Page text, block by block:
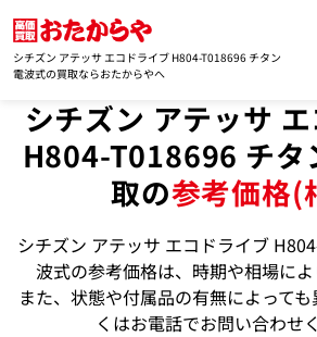
シチズン アテッサ エコドライブ H804-T018696 チタン
電波式の買取ならおたからやへ
シチズン アテッサ
H804-T018696 チタ
取の参考価格(
シチズン アテッサ エコドライブ
波式の参考価格は、時期や相場によ
また、状態や付属品の有無によって
くはお電話でお問い合わせ